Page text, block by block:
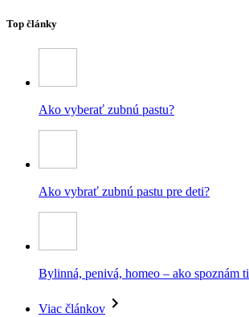
Top články
Ako vyberať zubnú pastu?
Ako vybrať zubnú pastu pre deti?
Bylinná, penivá, homeo – ako spoznám
Viac článkov